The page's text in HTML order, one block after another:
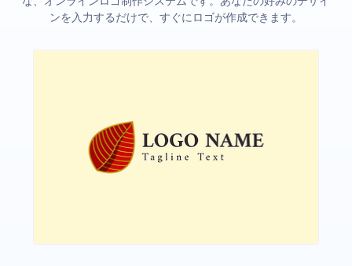
ンを入力するだけで、すぐにロゴが作成できます。